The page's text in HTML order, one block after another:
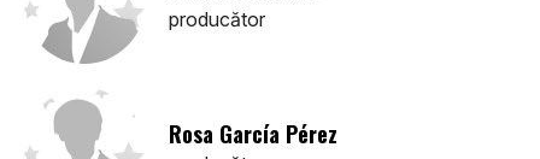
producător
Rosa García Pérez